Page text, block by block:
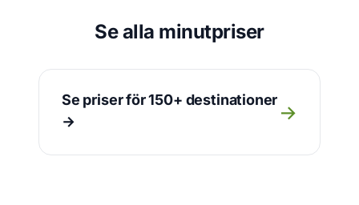
Se alla minutpriser
Se priser för 150+ destinationer
→
→